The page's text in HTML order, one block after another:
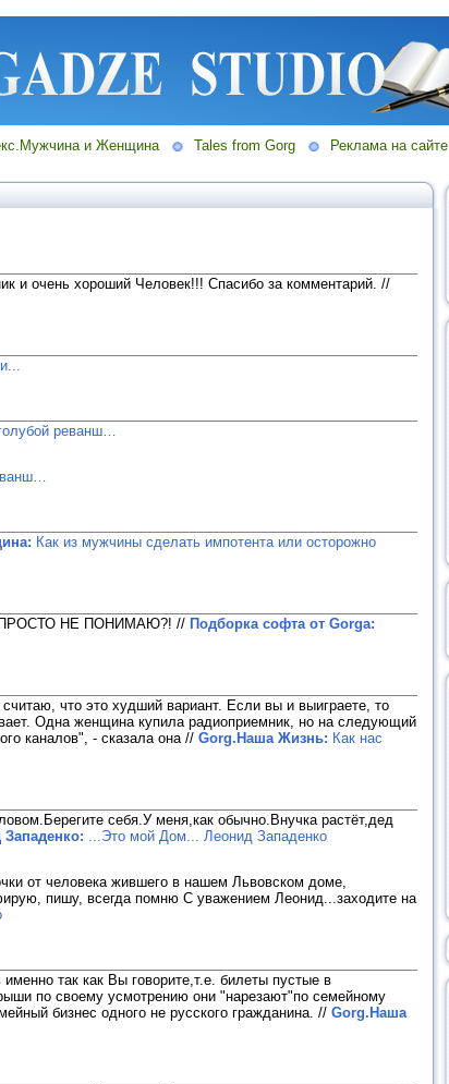
и Женщина Tales from Gorg Реклама на сайте
и очень хороший Человек!!! Спасибо за комментарий. //
реванш…
Как из мужчины сделать импотента или осторожно
НЕ ПОНИМАЮ?! // Подборка софта от Gorga:
что это худший вариант. Если вы и выиграете, то
Одна женщина купила радиоприемник, но на следующий
каналов", - сказала она // Gorg.Наша Жизнь: Как нас
себя.У меня,как обычно.Внучка растёт,дед
...Это мой Дом... Леонид Западенко
от человека жившего в нашем Львовском доме,
пишу, всегда помню С уважением Леонид...заходите на
так как Вы говорите,т.е. билеты пустые в
по своему усмотрению они "нарезают"по семейному
бизнес одного не русского гражданина. // Gorg.Наша